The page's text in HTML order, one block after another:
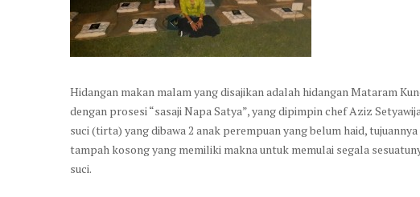
Hidangan makan malam yang disajikan adalah hidangan Mataram
dengan prosesi “sasaji Napa Satya”, yang dipimpin chef Aziz
suci (tirta) yang dibawa 2 anak perempuan yang belum haid,
tampah kosong yang memiliki makna untuk memulai segala
suci.